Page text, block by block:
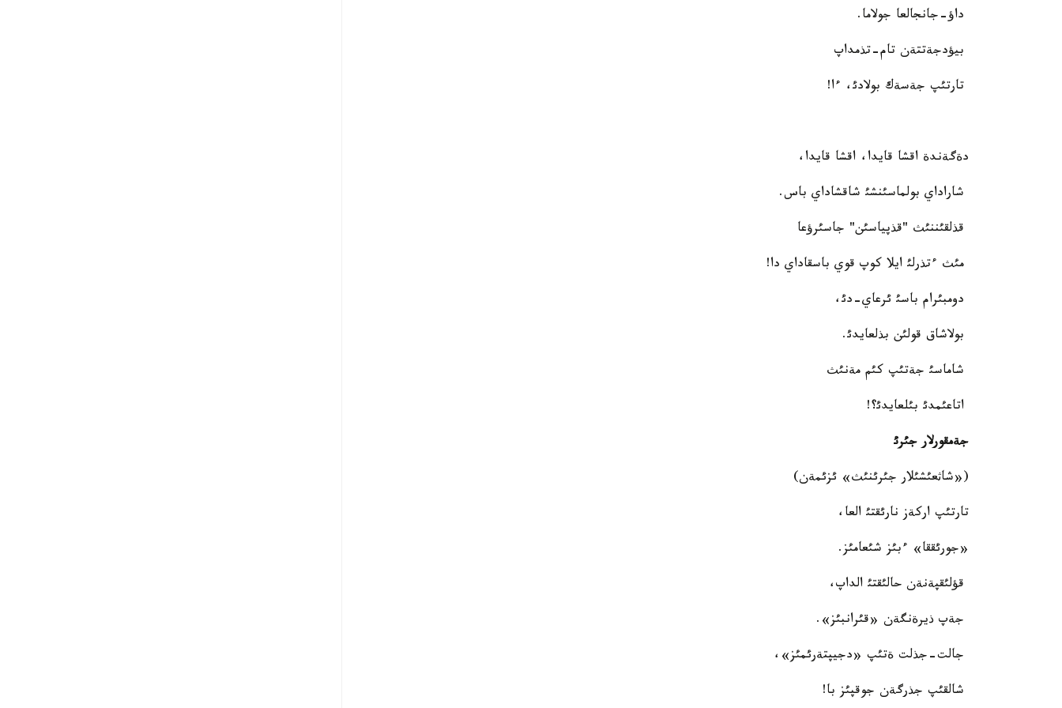
داؤ-جانجالعا جولاما.
بيؤدجةتتةن تام-تذمداپ
تارتئپ جةسةك بولادئ، ءا!
دةگةندة اقشا قايدا، اقشا قايدا،
شاراداي بولماسئنشئ شاقشاداي باس.
قذلقئننئث "قذپياسئن" جاسئرؤعا
مئث ءتذرلئ ايلا كوپ قوي باسقاداي دا!
دومبئرام باسئ ئرعاي-دئ،
بولاشاق قولئن بذلعايدئ.
شاماسئ جةتئپ كئم مةنئث
اتاعئمدئ بئلعايدئ؟!
جةمقورلار جئرئ
(«شاثعئشئلار جئرئنئث» ئزئمةن)
تارتئپ اركةز نارئقتئ العا،
«جورئققا» ءبئز شئعامئز.
قؤلئقپةنةن حالئقتئ الداپ،
جةپ ذيرةنگةن «قئرانبئز».
جالت-جذلت ةتئپ «دجيپتةرئمئز»،
شالقئپ جذرگةن جوقپئز با!